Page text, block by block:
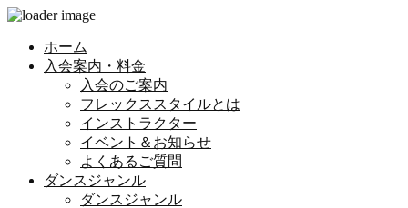
ホーム
入会案内・料金
入会のご案内
フレックススタイルとは
インストラクター
イベント＆お知らせ
よくあるご質問
ダンスジャンル
ダンスジャンル